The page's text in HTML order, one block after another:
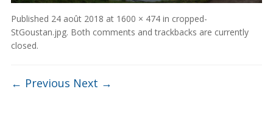
Published 24 août 2018 at 1600 × 474in cropped-
StGoustan.jpg. Both comments and trackbacks are currently
closed.
← Previous Next →